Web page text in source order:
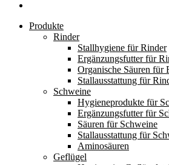
Produkte
Rinder
Stallhygiene für Rinder
Ergänzungsfutter für
Organische Säuren für
Stallausstattung für
Schweine
Hygieneprodukte für
Ergänzungsfutter für
Säuren für Schweine
Stallausstattung für
Aminosäuren
Geflügel